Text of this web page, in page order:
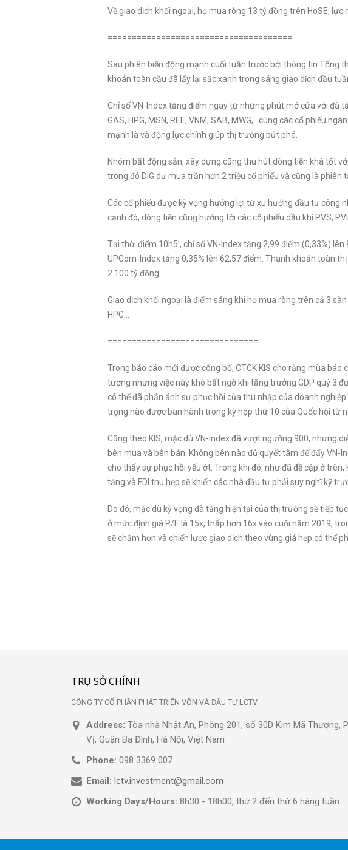
Về giao dịch khối ngoại, họ mua ròng 13 tỷ đồng trên HoSE, lực
======================================
Sau phiên biến động mạnh cuối tuần trước bởi thông tin Tổng
khoán toàn cầu đã lấy lại sắc xanh trong sáng giao dịch đầu
Chỉ số VN-Index tăng điểm ngay từ những phút mở cửa với đà
GAS, HPG, MSN, REE, VNM, SAB, MWG,…cùng các cổ phiếu
mạnh là và động lực chính giúp thị trường bứt phá.
Nhóm bất động sản, xây dựng cũng thu hút dòng tiền khá tốt với
trong đó DIG dư mua trần hơn 2 triệu cổ phiếu và cũng là phiên
Các cổ phiếu được kỳ vọng hưởng lợi từ xu hướng đầu tư công
cạnh đó, dòng tiền cũng hướng tới các cổ phiếu dầu khí PVS,
Tại thời điểm 10h5’, chỉ số VN-Index tăng 2,99 điểm (0,33%)
UPCom-Index tăng 0,35% lên 62,57 điểm. Thanh khoản toàn
2.100 tỷ đồng.
Giao dịch khối ngoại là điểm sáng khi họ mua ròng trên cả 3
HPG…
===============================
Trong báo cáo mới được công bố, CTCK KIS cho rằng mùa
tượng nhưng việc này khó bất ngờ khi tăng trưởng GDP quý 3
có thể đã phản ánh sự phục hồi của thu nhập của doanh
trọng nào được ban hành trong kỳ họp thứ 10 của Quốc hội từ
Cũng theo KIS, mặc dù VN-Index đã vượt ngưỡng 900, nhưng
bên mua và bên bán. Không bên nào đủ quyết tâm để đẩy VN-
cho thấy sự phục hồi yếu ớt. Trong khi đó, như đã đề cập ở
tăng và FDI thu hẹp sẽ khiến các nhà đầu tư phải suy nghĩ kỹ
Do đó, mặc dù kỳ vọng đà tăng hiện tại của thị trường sẽ tiếp
ở mức định giá P/E là 15x, thấp hơn 16x vào cuối năm 2019,
sẽ chậm hơn và chiến lược giao dịch theo vùng giá hẹp có thể
TRỤ SỞ CHÍNH
CÔNG TY CỔ PHẦN PHÁT TRIỂN VỐN VÀ ĐẦU TƯ LCTV
Address: Tòa nhà Nhật An, Phòng 201, số 30D Kim Mã Thượng,
Vị, Quận Ba Đình, Hà Nội, Việt Nam
Phone: 098 3369 007
Email: lctv.investment@gmail.com
Working Days/Hours: 8h30 - 18h00, thứ 2 đến thứ 6 hàng tuần